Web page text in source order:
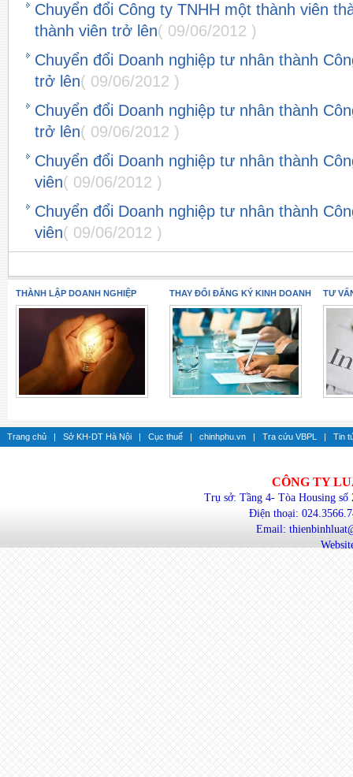
Chuyển đổi Công ty TNHH một thành viên
thành viên trở lên( 09/06/2012 )
Chuyển đổi Doanh nghiệp tư nhân thành
trở lên( 09/06/2012 )
Chuyển đổi Doanh nghiệp tư nhân thành
trở lên( 09/06/2012 )
Chuyển đổi Doanh nghiệp tư nhân thành
viên( 09/06/2012 )
Chuyển đổi Doanh nghiệp tư nhân thành
viên( 09/06/2012 )
THÀNH LẬP DOANH NGHIỆP THAY ĐỔI ĐĂNG KÝ KINH DOANH TƯ
Trang chủ | Sở KH-DT Hà Nội | Cục thuế | chinhphu.vn | Tra cứu VBPL | Tin
CÔNG TY
Trụ sở: Tầng 4- Tòa Housing
Điện thoại:
Email: